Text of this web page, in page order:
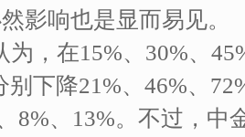
影响也是显而易见。
为，在15%、30%、
别下降21%、46%、
8%、13%。不过，